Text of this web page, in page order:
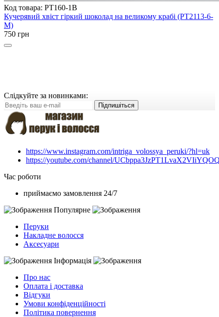
Код товара: PT160-1B
Кучерявий хвіст гіркий шоколад на великому крабі (PT2113-6-
M)
750 грн
Слідкуйте за новинками:
Підпишіться
https://www.instagram.com/intriga_volossya_peruki/?hl=uk
https://youtube.com/channel/
Час роботи
приймаємо замовлення 24/7
Популярне
Перуки
Накладне волосся
Аксесуари
Інформація
Про нас
Оплата і доставка
Відгуки
Умови конфіденційності
Політика повернення